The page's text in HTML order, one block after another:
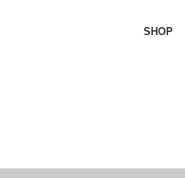
SHOP